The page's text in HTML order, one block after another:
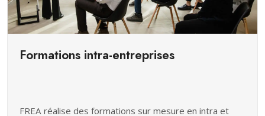
Formations intra-entreprises
FREA réalise des formations sur mesure en intra et